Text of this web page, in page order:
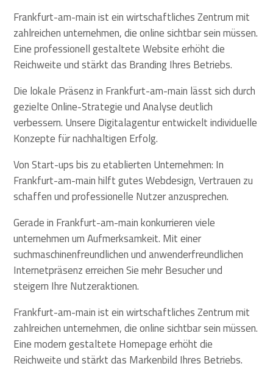
Frankfurt-am-main ist ein wirtschaftliches Zentrum mit
zahlreichen unternehmen, die online sichtbar sein müssen.
Eine professionell gestaltete Website erhöht die
Reichweite und stärkt das Branding Ihres Betriebs.
Die lokale Präsenz in Frankfurt-am-main lässt sich durch
gezielte Online-Strategie und Analyse deutlich
verbessern. Unsere Digitalagentur entwickelt individuelle
Konzepte für nachhaltigen Erfolg.
Von Start-ups bis zu etablierten Unternehmen: In
Frankfurt-am-main hilft gutes Webdesign, Vertrauen zu
schaffen und professionelle Nutzer anzusprechen.
Gerade in Frankfurt-am-main konkurrieren viele
unternehmen um Aufmerksamkeit. Mit einer
suchmaschinenfreundlichen und anwenderfreundlichen
Internetpräsenz erreichen Sie mehr Besucher und
steigern Ihre Nutzeraktionen.
Frankfurt-am-main ist ein wirtschaftliches Zentrum mit
zahlreichen unternehmen, die online sichtbar sein müssen.
Eine modern gestaltete Homepage erhöht die
Reichweite und stärkt das Markenbild Ihres Betriebs.